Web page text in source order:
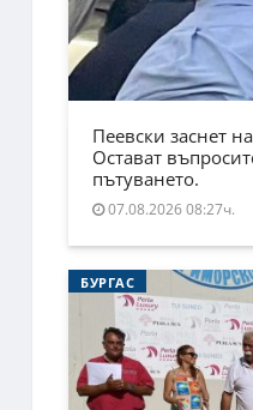
Пеевски заснет
Остават
пътуването.
07.08.2026 08:27ч.
БУРГАС